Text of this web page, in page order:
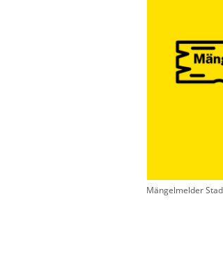
Mängelmelder